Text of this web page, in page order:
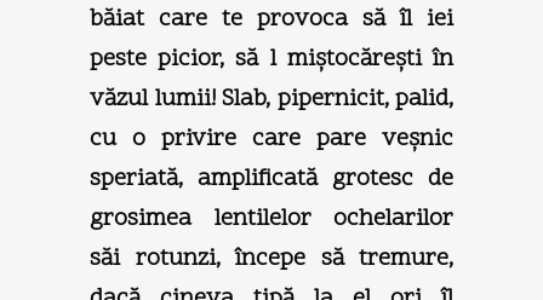
băiat care te provoca să îl iei
peste picior, să l miştocăreşti în
văzul lumii! Slab, pipernicit, palid,
cu o privire care pare veşnic
speriată, amplificată grotesc de
grosimea lentilelor ochelarilor
săi rotunzi, începe să tremure,